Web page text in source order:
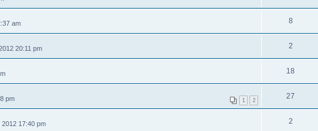
am 8
20:11 pm 2
18
1 2
pm 27
17:40 pm 2